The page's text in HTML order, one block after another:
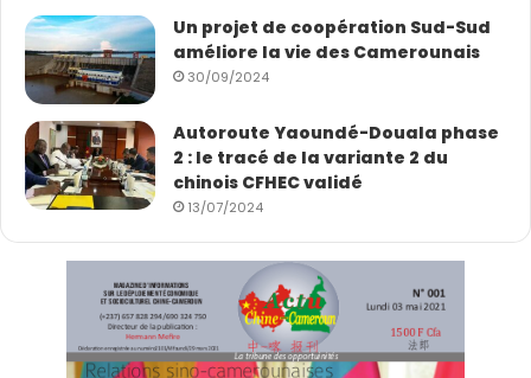
Un projet de coopération Sud-Sud
améliore la vie des Camerounais
30/09/2024
Autoroute Yaoundé-Douala phase
2 : le tracé de la variante 2 du
chinois CFHEC validé
13/07/2024